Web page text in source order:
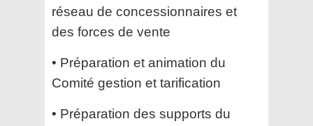
réseau de concessionnaires et
des forces de vente
• Préparation et animation du
Comité gestion et tarification
• Préparation des supports du